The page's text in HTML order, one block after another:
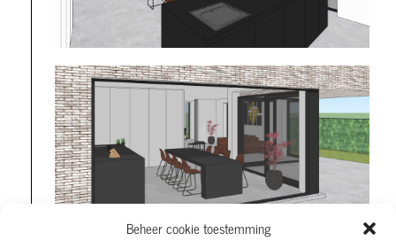
Beheer cookie toestemming